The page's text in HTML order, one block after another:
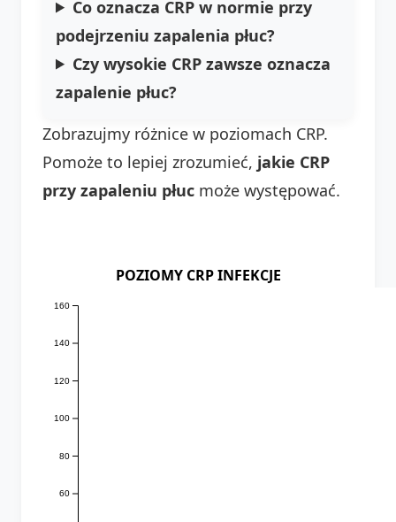
Co oznacza CRP w normie przy
podejrzeniu zapalenia płuc?
Czy wysokie CRP zawsze oznacza
zapalenie płuc?
Zobrazujmy różnice w poziomach CRP.
Pomoże to lepiej zrozumieć, jakie CRP
przy zapaleniu płuc może występować.
POZIOMY CRP INFEKCJE
60
80
100
120
140
160